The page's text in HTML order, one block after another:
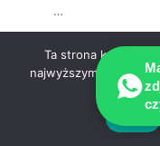
…
etc.
Also, the closing
Also, ensure
Check for
Ta strona korzysta z
najwyższym poziomie.
że